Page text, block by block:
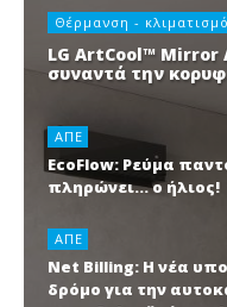
Θέρμανση -
LG ArtCool™ Mirror
συναντά την
ΑΠΕ
EcoFlow: Ρεύμα
πληρώνει… ο ήλιος!
ΑΠΕ
Net Billing: Η νέα
δρόμο για την